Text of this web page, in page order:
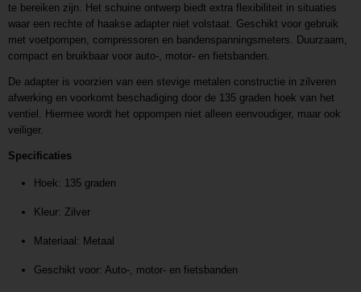
te bereiken zijn. Het schuine ontwerp biedt extra flexibiliteit in situaties
waar een rechte of haakse adapter niet volstaat. Geschikt voor gebruik
met voetpompen, compressoren en bandenspanningsmeters. Duurzaam,
compact en bruikbaar voor auto-, motor- en fietsbanden.
De adapter is voorzien van een stevige metalen constructie in zilveren
afwerking en voorkomt beschadiging door de 135 graden hoek van het
ventiel. Hiermee wordt het oppompen niet alleen eenvoudiger, maar ook
veiliger.
Specificaties
Hoek: 135 graden
Kleur: Zilver
Materiaal: Metaal
Geschikt voor: Auto-, motor- en fietsbanden